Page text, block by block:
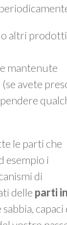
o altri
mantenute
avete
le parti che
esempio i
di
delle parti